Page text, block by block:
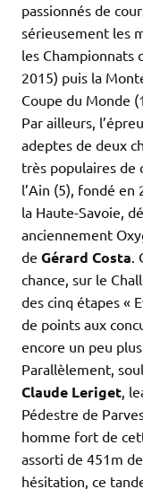
passionnés de
sérieusement les
les Championnats
2015) puis la
Coupe du Monde
Par ailleurs,
adeptes de deux
très populaires de
l’Ain (5), fondé en
la Haute-Savoie,
anciennement
de Gérard Costa.
chance, sur le
des cinq étapes «
de points aux
encore un peu
Parallèlement,
Claude Leriget,
Pédestre de
homme fort de
assorti de 451m
hésitation, ce